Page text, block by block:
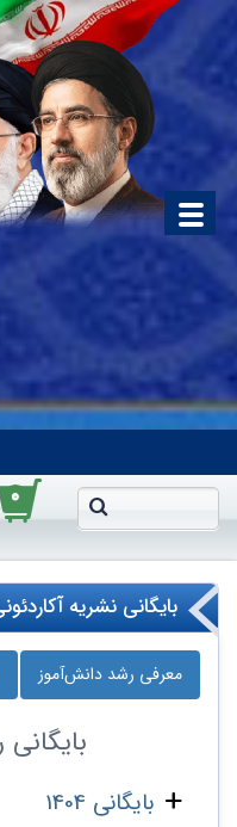
۰
بایگانی نشریه
معرفی رشد دانش‌آموز
بایگانی
بایگانی 1404